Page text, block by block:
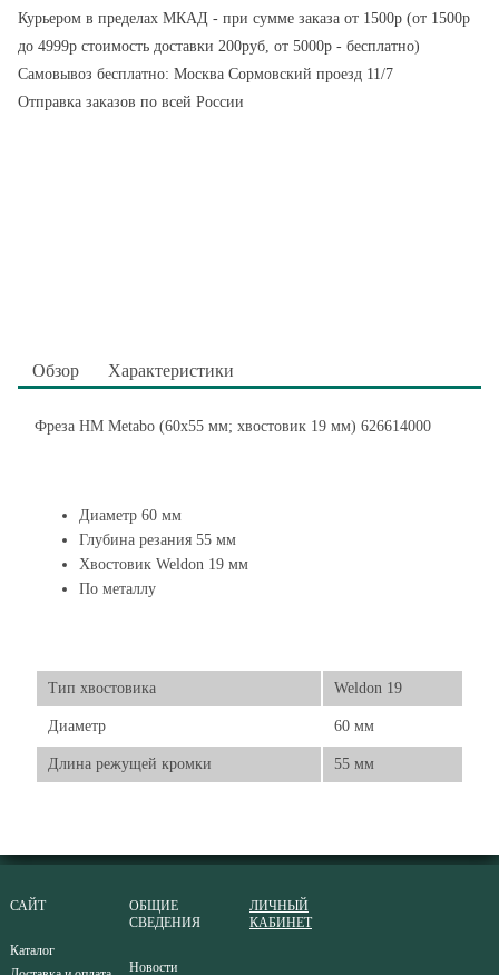
Курьером в пределах МКАД - при сумме заказа от 1500р (от 1500р
до 4999р стоимость доставки 200руб, от 5000р - бесплатно)
Самовывоз бесплатно: Москва Сормовский проезд 11/7
Отправка заказов по всей России
Обзор Характеристики
Фреза HM Metabo (60x55 мм; хвостовик 19 мм) 626614000
Диаметр 60 мм
Глубина резания 55 мм
Хвостовик Weldon 19 мм
По металлу
Тип хвостовика Weldon 19
Диаметр 60 мм
Длина режущей кромки 55 мм
САЙТ
Каталог
ОБЩИЕ
СВЕДЕНИЯ
Новости
ЛИЧНЫЙ
КАБИНЕТ